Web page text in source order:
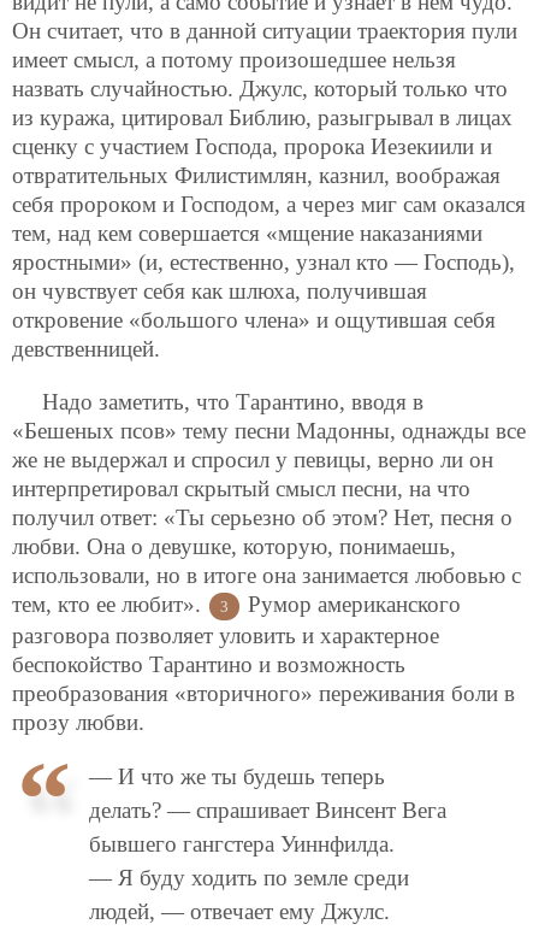
Он считает, что в данной ситуации траектория пули
имеет смысл, а потому произошедшее нельзя
назвать случайностью. Джулс, который только что
из куража, цитировал Библию, разыгрывал в лицах
сценку с участием Господа, пророка Иезекиили и
отвратительных Филистимлян, казнил, воображая
себя пророком и Господом, а через миг сам оказался
тем, над кем совершается «мщение наказаниями
яростными» (и, естественно, узнал кто — Господь),
он чувствует себя как шлюха, получившая
откровение «большого члена» и ощутившая себя
девственницей.
Надо заметить, что Тарантино, вводя в
«Бешеных псов» тему песни Мадонны, однажды все
же не выдержал и спросил у певицы, верно ли он
интерпретировал скрытый смысл песни, на что
получил ответ: «Ты серьезно об этом? Нет, песня о
любви. Она о девушке, которую, понимаешь,
использовали, но в итоге она занимается любовью с
тем, кто ее любит».
3
Румор американского
разговора позволяет уловить и характерное
беспокойство Тарантино и возможность
преобразования «вторичного» переживания боли в
прозу любви.
— И что же ты будешь теперь
делать? — спрашивает Винсент Вега
бывшего гангстера Уиннфилда.
— Я буду ходить по земле среди
людей, — отвечает ему Джулс.